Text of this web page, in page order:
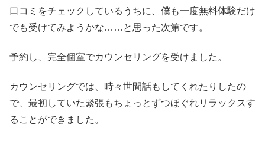
口コミをチェックしているうちに、僕も一度無料体験だけ
でも受けてみようかな……と思った次第です。
予約し、完全個室でカウンセリングを受けました。
カウンセリングでは、時々世間話もしてくれたりしたの
で、最初していた緊張もちょっとずつほぐれリラックスす
ることができました。